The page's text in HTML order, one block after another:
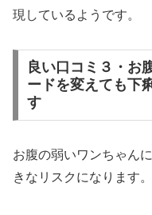
現しているようです。
良い口コミ３・お
ードを変えても下
す
お腹の弱いワンちゃん
きなリスクになります。